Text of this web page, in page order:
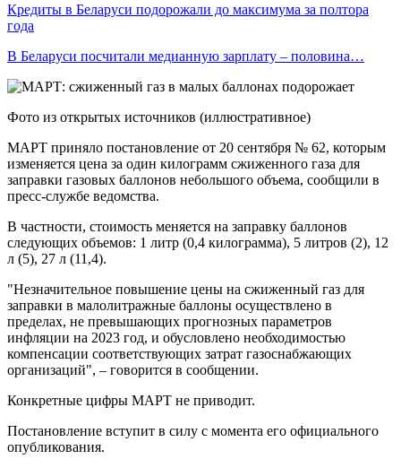
Кредиты в Беларуси подорожали до максимума за полтора
года
В Беларуси посчитали медианную зарплату – половина…
Фото из открытых источников (иллюстративное)
МАРТ приняло постановление от 20 сентября № 62, которым
изменяется цена за один килограмм сжиженного газа для
заправки газовых баллонов небольшого объема, сообщили в
пресс-службе ведомства.
В частности, стоимость меняется на заправку баллонов
следующих объемов: 1 литр (0,4 килограмма), 5 литров (2), 12
л (5), 27 л (11,4).
"Незначительное повышение цены на сжиженный газ для
заправки в малолитражные баллоны осуществлено в
пределах, не превышающих прогнозных параметров
инфляции на 2023 год, и обусловлено необходимостью
компенсации соответствующих затрат газоснабжающих
организаций", – говорится в сообщении.
Конкретные цифры МАРТ не приводит.
Постановление вступит в силу с момента его официального
опубликования.